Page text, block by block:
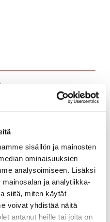
sisällön ja mainosten
ominaisuuksien
analysoimiseen. Lisäksi
ja analytiikka-
siitä, miten käytät
voivat yhdistää näitä
antanut heille tai joita on
Media Oy
jäljellä
pd/270/stand-
kayttaytyvat-aidit-pe-